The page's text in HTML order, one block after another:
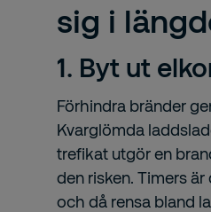
sig i
1. Byt ut
Förhindra bränder
Kvarglömda
trefikat utgör en
den risken. Timers
och då rensa bland